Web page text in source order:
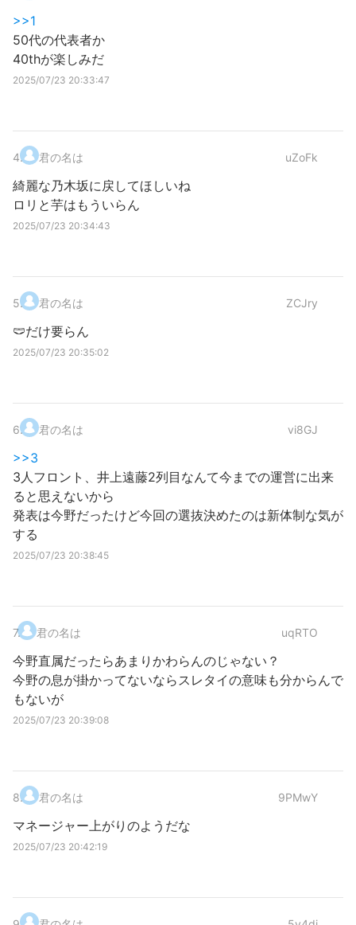
>>1
50代の代表者か
40thが楽しみだ
2025/07/23 20:33:47
4. 君の名は uZoFk
綺麗な乃木坂に戻してほしいね
ロリと芋はもういらん
2025/07/23 20:34:43
5. 君の名は ZCJry
🩲だけ要らん
2025/07/23 20:35:02
6. 君の名は vi8GJ
>>3
3人フロント、井上遠藤2列目なんて今までの運営に出来
ると思えないから
発表は今野だったけど今回の選抜決めたのは新体制な気が
する
2025/07/23 20:38:45
7. 君の名は uqRTO
今野直属だったらあまりかわらんのじゃない？
今野の息が掛かってないならスレタイの意味も分からんで
もないが
2025/07/23 20:39:08
8. 君の名は 9PMwY
マネージャー上がりのようだな
2025/07/23 20:42:19